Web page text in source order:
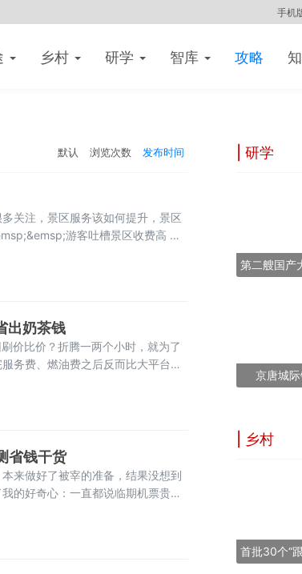
手机
乡村 研学 智库 攻略
默认 浏览次数 发布时间
关注，景区服务该如何提升，景区
游客吐槽景区收费高 反
是不可以收费的，其次才是决定它
出奶茶钱
价比价？折腾一两个小时，就为了
务费、燃油费之后反而比大平台更
家，解决大家最关心的问题：哪个
省钱干货
来做好了被宰的准备，结果没想到
的好奇心：一直都说临期机票贵，
市/节假日航线：越临近起飞票价越
| 研学
京唐城
| 乡村